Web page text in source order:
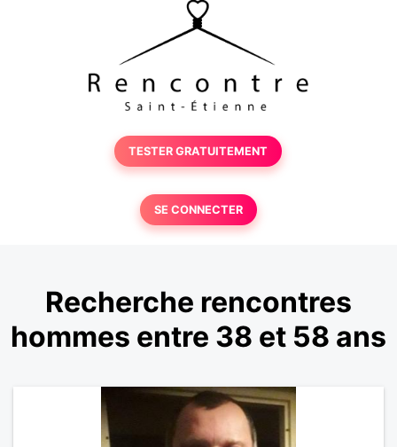
TESTER GRATUITEMENT
SE CONNECTER
Recherche rencontres
hommes entre 38 et 58 ans